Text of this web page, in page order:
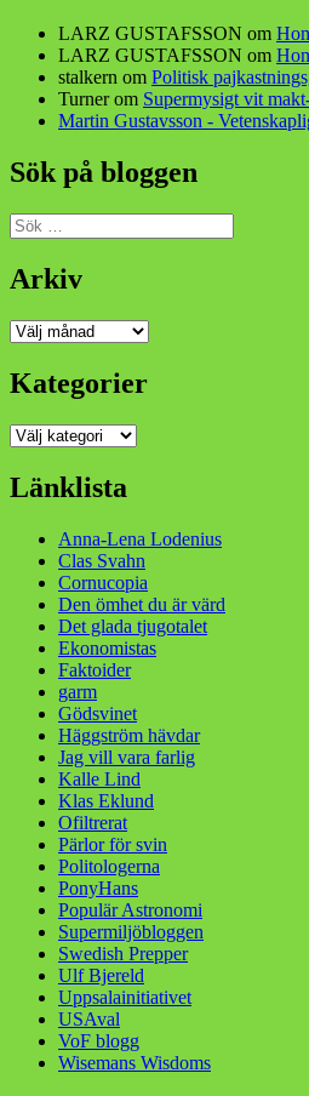
LARZ GUSTAFSSON om
LARZ GUSTAFSSON om
stalkern om Politisk
Turnerom Supermysigt vit
Martin Gustavsson -
Sök på bloggen
Sök
efter:
Arkiv
Arkiv
Kategorier
Kategorier
Länklista
Anna-Lena Lodenius
Clas Svahn
Cornucopia
Den ömhet du är värd
Det glada tjugotalet
Ekonomistas
Faktoider
garm
Gödsvinet
Häggström hävdar
Jag vill vara farlig
Kalle Lind
Klas Eklund
Ofiltrerat
Pärlor för svin
Politologerna
PonyHans
Populär Astronomi
Supermiljöbloggen
Swedish Prepper
Ulf Bjereld
Uppsalainitiativet
USAval
VoF blogg
Wisemans Wisdoms